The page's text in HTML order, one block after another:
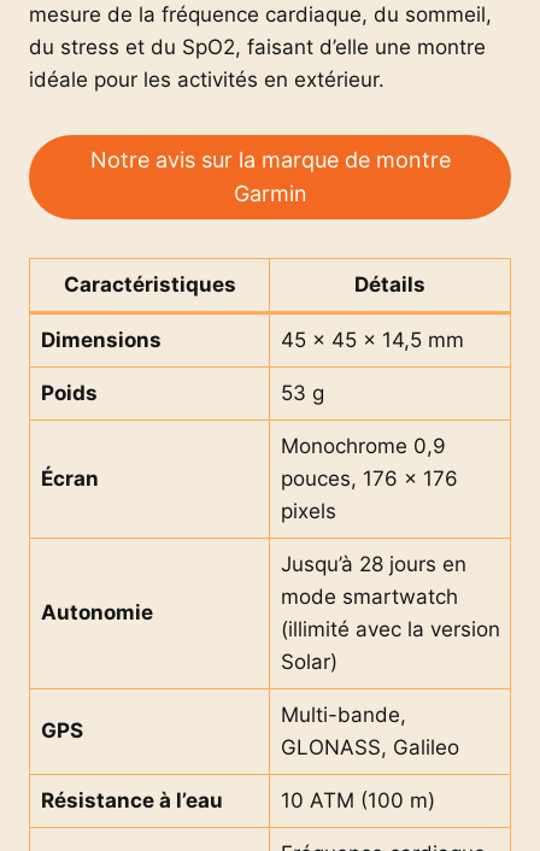
mesure de la fréquence cardiaque, du sommeil,
du stress et du SpO2, faisant d’elle une montre
idéale pour les activités en extérieur.
Notre avis sur la marque de montre
Garmin
Caractéristiques Détails
Dimensions 45 x 45 x 14,5 mm
Poids 53 g
Écran
Monochrome 0,9
pouces, 176 x 176
pixels
Autonomie
Jusqu’à 28 jours en
mode smartwatch
(illimité avec la version
Solar)
GPS
Multi-bande,
GLONASS, Galileo
Résistance à l’eau 10 ATM (100 m)